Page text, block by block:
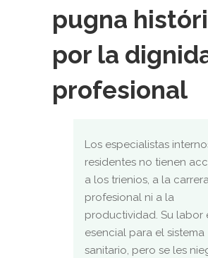
pugna
por la
profesional
Los especialistas
residentes no tienen
a los trienios, a la
profesional ni a la
productividad. Su labor
esencial para el sistema
sanitario, pero se les